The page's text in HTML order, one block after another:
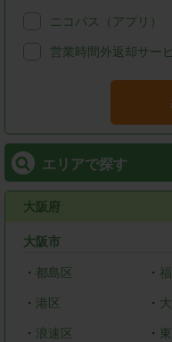
ニコパス（アプリ）
営業時間外返却サー
エリアで探す
大阪府
大阪市
・ 都島区 ・
・ 港区 ・
・ 浪速区 ・